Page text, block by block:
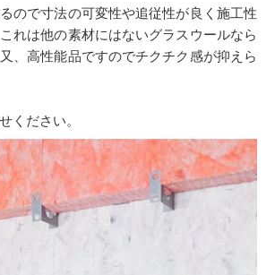
ので寸法の可変性や追従性が良く施工性
れは他の素材にはないグラスウールなら
、高性能品ですのでチクチク感が抑えら
ください。